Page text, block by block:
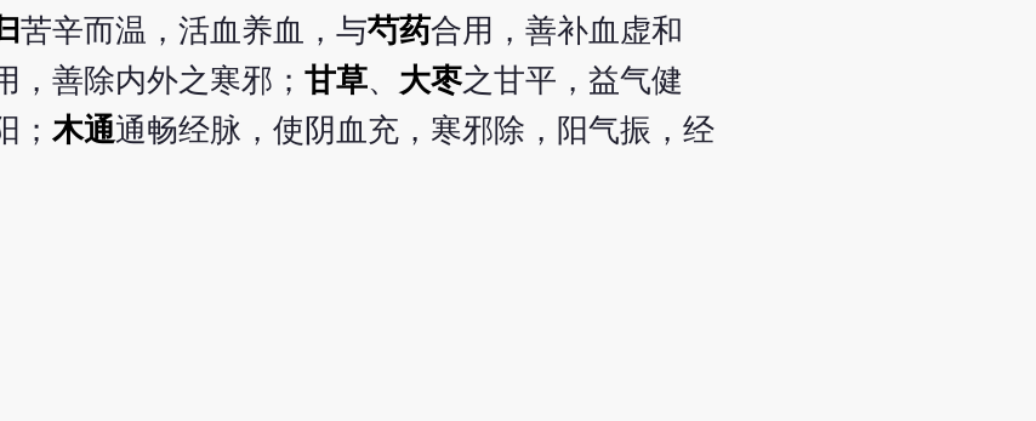
苦辛而温，活血养血，与芍药合用，善补血虚和
，善除内外之寒邪； 甘草、 大枣之甘平，益气健
； 木通通畅经脉，使阴血充，寒邪除，阳气振，经